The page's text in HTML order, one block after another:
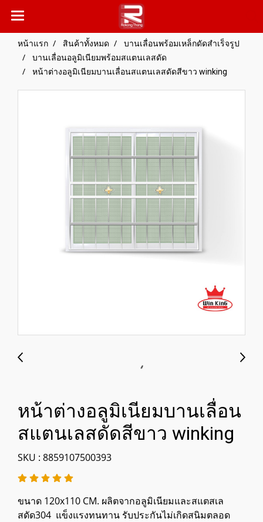
หน้าแรก สินค้าทั้งหมด
บานเลื่อนพร้อมเหล็กดัดสำเร็จรูป
บานเลื่อนอลูมิเนียมพร้อมสแตนเลสดัด
หน้าต่างอลูมิเนียมบานเลื่อนสแตนเลสดัดสีขาว winking
หน้าต่างอลูมิเนียมบานเลื่อน
สแตนเลสดัดสีขาว winking
SKU : 8859107500393
ขนาด 120x110 CM. ผลิตจากอลูมิเนียมและสแตสเล
สดัด304 แข็งแรงทนทาน รับประกันไม่เกิดสนิมตลอด